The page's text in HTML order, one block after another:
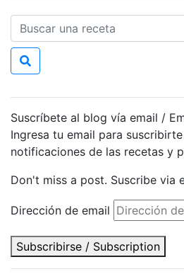
Suscríbete al blog vía email /
Ingresa tu email para
notificaciones de las recetas y
Don't miss a post. Suscribe via
Dirección de email
Subscribirse / Subscription